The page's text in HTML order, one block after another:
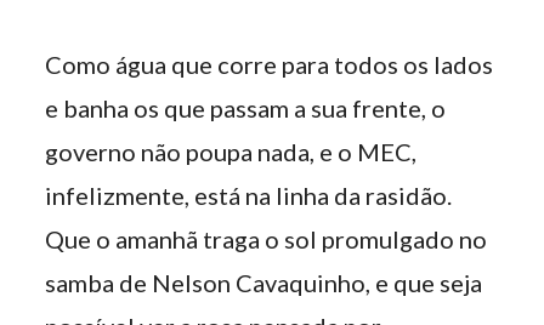
Como água que corre para todos os lados
e banha os que passam a sua frente, o
governo não poupa nada, e o MEC,
infelizmente, está na linha da rasidão.
Que o amanhã traga o sol promulgado no
samba de Nelson Cavaquinho, e que seja